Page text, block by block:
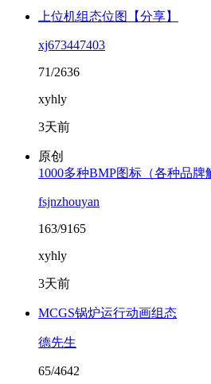
上位机组态位图【分享】
xj673447403
71/2636
xyhly
3天前
原创
1000多种BMP图标（各种品牌
fsjnzhouyan
163/9165
xyhly
3天前
MCGS锅炉运行动画组态
德先生
65/4642